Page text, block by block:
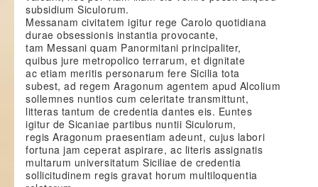
subsidium Siculorum.
Messanam civitatem igitur rege Carolo quotidiana
durae obsessionis instantia provocante,
tam Messani quam Panormitani principaliter,
quibus jure metropolico terrarum, et dignitate
ac etiam meritis personarum fere Sicilia tota
subest, ad regem Aragonum agentem apud Alcolium
sollemnes nuntios cum celeritate transmittunt,
litteras tantum de credentia dantes eis. Euntes
igitur de Sicaniae partibus nuntii Siculorum,
regis Aragonum praesentiam adeunt, cujus labori
fortuna jam ceperat aspirare, ac literis assignatis
multarum universitatum Siciliae de credentia
sollicitudinem regis gravat horum multiloquentia